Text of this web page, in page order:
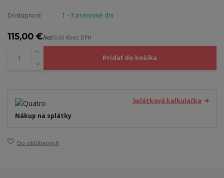
Dostupnosť 1 - 3 pracovné dni
115,00 €/ks93,50 €bez DPH
Pridať do košíka
Splátková kalkulačka
Nákup na splátky
Do obľúbených